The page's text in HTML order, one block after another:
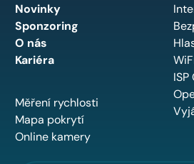
Novinky
Sponzoring
O nás
Kariéra
Měření rychlosti
Mapa pokrytí
Online kamery